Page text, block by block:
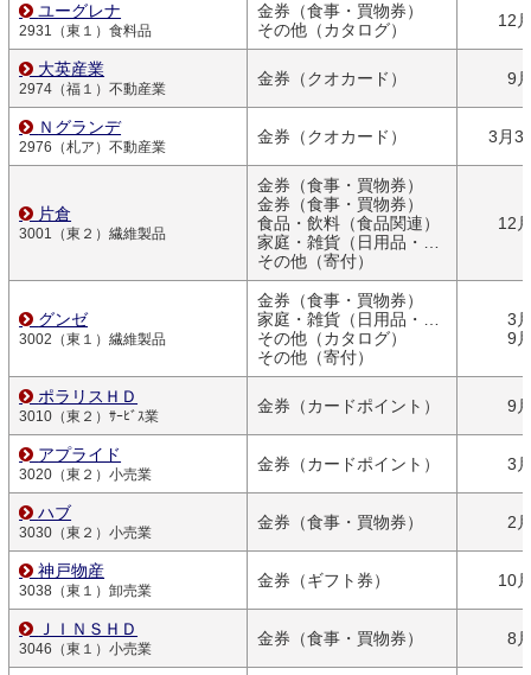
ユーグレナ
2931（東１）食料品
金券（食事・買物券）
その他（カタログ）
12
大英産業
2974（福１）不動産業
金券（クオカード） 9
Ｎグランデ
2976（札ア）不動産業
金券（クオカード） 3月
片倉
3001（東２）繊維製品
金券（食事・買物券）
金券（食事・買物券）
食品・飲料（食品関連）
家庭・雑貨（日用品・文房具）
その他（寄付）
12
グンゼ
3002（東１）繊維製品
金券（食事・買物券）
家庭・雑貨（日用品・文房具）
その他（カタログ）
その他（寄付）
3
9
ポラリスＨＤ
3010（東２）ｻｰﾋﾞｽ業
金券（カードポイント） 9
アプライド
3020（東２）小売業
金券（カードポイント） 3
ハブ
3030（東２）小売業
金券（食事・買物券） 2
神戸物産
3038（東１）卸売業
金券（ギフト券） 10
ＪＩＮＳＨＤ
3046（東１）小売業
金券（食事・買物券） 8